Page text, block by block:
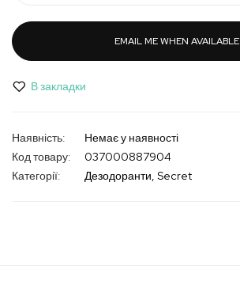
EMAIL ME WHEN AVAILABLE
В закладки
Немає у наявності
Код товару
037000887904
Категорії:
Дезодоранти Secret